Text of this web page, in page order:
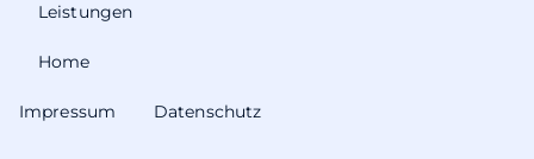
Home
Leistungen
Impressum Datenschutz